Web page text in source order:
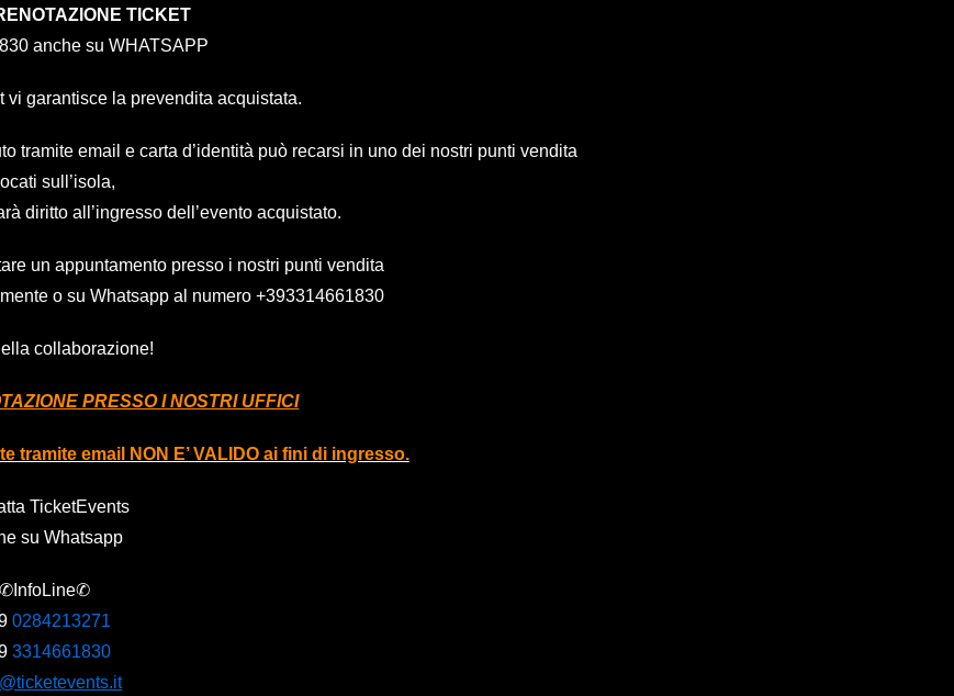
TICKET
anche su WHATSAPP
vi garantisce la prevendita acquistata.
tramite email e carta d’identità può recarsi in uno dei nostri punti vendita
sull’isola,
diritto all’ingresso dell’evento acquistato.
un appuntamento presso i nostri punti vendita
o su Whatsapp al numero +393314661830
collaborazione!
PRESSO I NOSTRI UFFICI
tramite email NON E’ VALIDO ai fini di ingresso.
TicketEvents
su Whatsapp
✆InfoLine✆
0284213271
3314661830